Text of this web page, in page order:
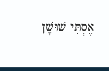
אֶסְתִּי שׁוּשָׁן